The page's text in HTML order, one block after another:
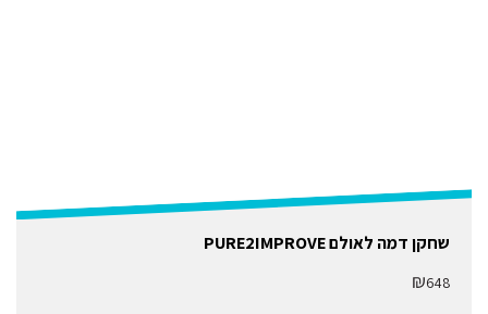
שחקן דמה לאולם PURE2IMPROVE
₪648